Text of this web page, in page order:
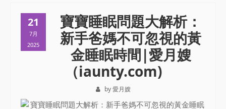
21
7月
2025
寶寶睡眠問題大解析：
新手爸媽不可忽視的黃
金睡眠時間|愛月嫂
（iaunty.com)
by 愛月嫂